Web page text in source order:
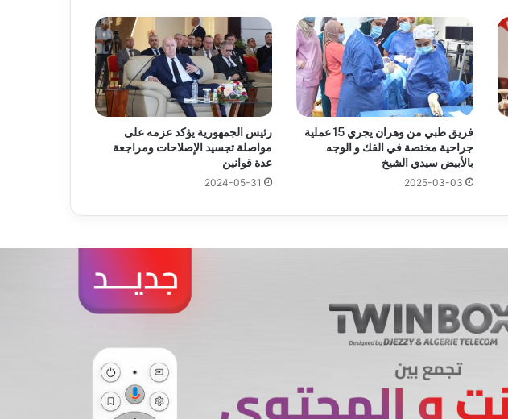
فريق طبي من وهران يجري 15 عملية
جراحية مختصة في الفك و الوجه
بالأبيض سيدي الشيخ
2025-03-03
رئيس الجمهورية يؤكد عزمه على
مواصلة تجسيد الإصلاحات ومراجعة
عدة قوانين
2024-05-31